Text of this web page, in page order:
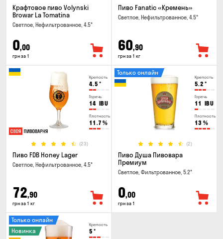
Крафтовое пиво Volynski
Browar La Tomatina
Светлое, Нефильтрованное, 4.5°
0,00
грн за 1
Пиво Fanatic «Кремень»
Светлое, Нефильтрованное, 4.5°
60,90
грн за 1 кг
Крепость
4.5 °
Горечь
14 IBU
Плотность
11.7 %
(23)
Пиво FDB Honey Lager
Светлое, Нефильтрованное, 4.5°
72,90
грн за 1 кг
Крепость
5.2 °
Горечь
11 IBU
Плотность
13 %
(2)
Только онлайн
Пиво Душа Пивовара
Премиум
Светлое, Фильтрованное, 5.2°
0,00
грн за 1
Крепость
5 °
Только онлайн
Новинка